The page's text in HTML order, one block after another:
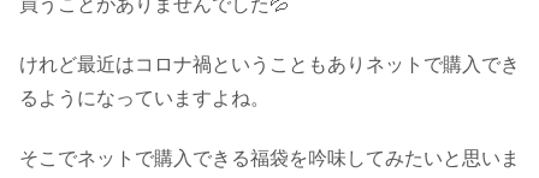
けれど最近はコロナ禍ということもありネットで購入でき
るようになっていますよね。
そこでネットで購入できる福袋を吟味してみたいと思いま